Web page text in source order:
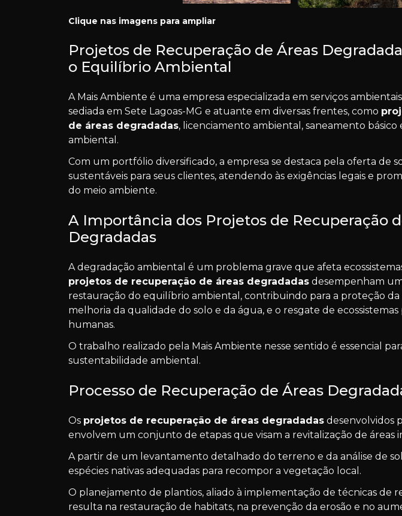
Clique nas imagens para ampliar
Projetos de Recuperação de Áreas
o Equilíbrio Ambiental
A Mais Ambiente é uma empresa especializada em serviços
sediada em Sete Lagoas-MG e atuante em diversas frentes, como
de áreas degradadas, licenciamento ambiental, saneamento
ambiental.
Com um portfólio diversificado, a empresa se destaca pela oferta de
sustentáveis para seus clientes, atendendo às exigências legais e
do meio ambiente.
A Importância dos Projetos de Recuperação
Degradadas
A degradação ambiental é um problema grave que afeta
projetos de recuperação de áreas degradadas desempenham
restauração do equilíbrio ambiental, contribuindo para a proteção da
melhoria da qualidade do solo e da água, e o resgate de
humanas.
O trabalho realizado pela Mais Ambiente nesse sentido é essencial
sustentabilidade ambiental.
Processo de Recuperação de Áreas
Os projetos de recuperação de áreas degradadas desenvolvidos
envolvem um conjunto de etapas que visam a revitalização de áreas
A partir de um levantamento detalhado do terreno e da análise de
espécies nativas adequadas para recompor a vegetação local.
O planejamento de plantios, aliado à implementação de técnicas de
resulta na restauração de habitats, na prevenção da erosão e no